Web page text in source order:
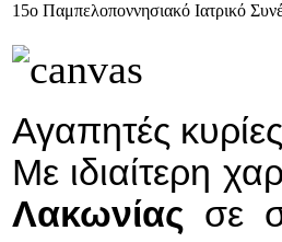
15ο Παμπελοποννησιακό Ιατρικό
Αγαπητές
Με ιδιαίτερη
Λακωνίας σε